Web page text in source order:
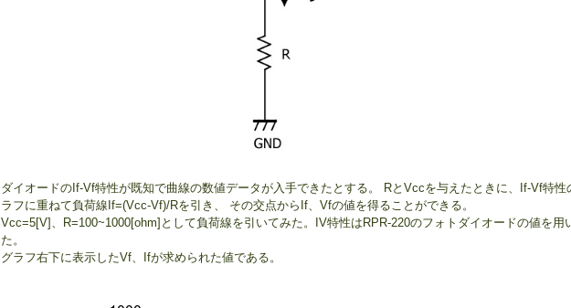
ダイオードのIf-Vf特性が既知で曲線の数値データが入手できたとする。 RとVccを与えたときに、If-Vf特性
ラフに重ねて負荷線If=(Vcc-Vf)/Rを引き、 その交点からIf、Vfの値を得ることができる。
Vcc=5[V]、R=100~1000[ohm]として負荷線を引いてみた。IV特性はRPR-220のフォトダイオードの値を用
た。
グラフ右下に表示したVf、Ifが求められた値である。